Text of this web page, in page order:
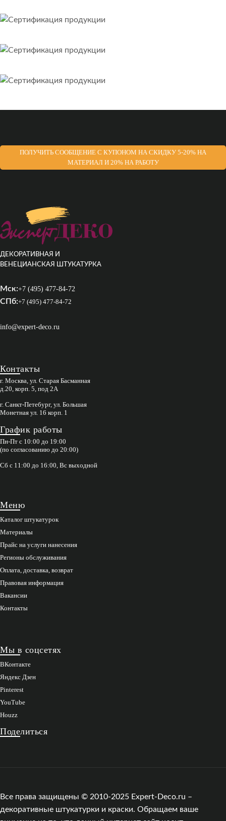
ПОЛУЧИТЬ СООБЩЕНИЕ С КУПОНОМ НА СКИДКУ 5-20% НА
МАТЕРИАЛ И 20% НА РАБОТУ
ДЕКОРАТИВНАЯ И
ВЕНЕЦИАНСКАЯ ШТУКАТУРКА
Мск:+7 (495) 477-84-72
СПб:+7 (495) 477-84-72
info@expert-deco.ru
Контакты
г. Москва, ул. Старая Басманная
д.20, корп. 5, под 2А
г. Санкт-Петебург, ул. Большая
Монетная ул. 16 корп. 1
График работы
Пн-Пт с 10:00 до 19:00
(по согласованию до 20:00)
Сб с 11:00 до 16:00, Вс выходной
Меню
Каталог штукатурок
Материалы
Прайс на услуги нанесения
Регионы обслуживания
Оплата, доставка, возврат
Правовая информация
Вакансии
Контакты
Мы в соцсетях
ВКонтакте
Яндекс Дзен
Pinterest
YouTube
Houzz
Поделиться
Все права защищены © 2010-2025 Expert-Deco.ru –
декоративные штукатурки и краски. Обращаем ваше